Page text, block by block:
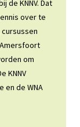
de KNNV. Dat
over te
om
KNNV
en de WNA